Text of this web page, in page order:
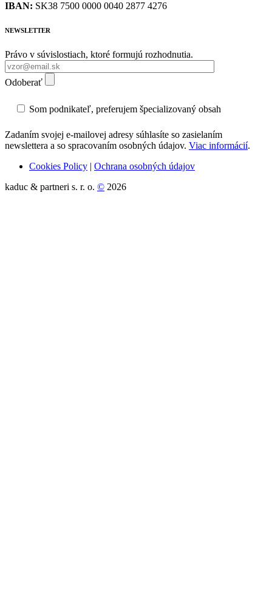
IBAN: SK38 7500 0000 0040 2877 4276
NEWSLETTER
Právo v súvislostiach, ktoré formujú rozhodnutia.
Odoberať
Som podnikateľ, preferujem špecializovaný obsah
Zadaním svojej e-mailovej adresy súhlasíte so zasielaním
newslettera a so spracovaním osobných údajov. Viac informácií.
Cookies Policy | Ochrana osobných údajov
kaduc & partneri s. r. o. © 2026